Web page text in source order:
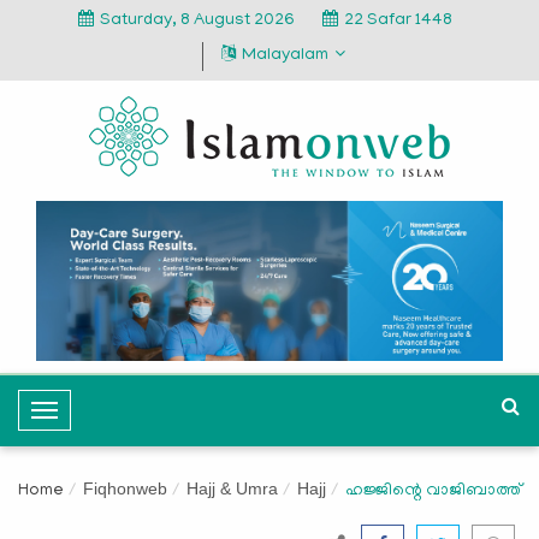
Saturday, 8 August 2026
22 Safar 1448
Malayalam
T
o
g
Home Fiqhonweb Hajj & Umra Hajj ഹജ്ജിന്റെ വാജിബാത്ത്